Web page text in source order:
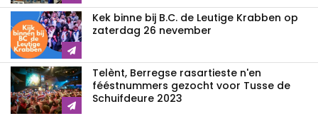
Kek binne bij B.C. de Leutige Krabben op
zaterdag 26 nevember
Telènt, Berregse rasartieste n'en
fééstnummers gezocht voor Tusse de
Schuifdeure 2023